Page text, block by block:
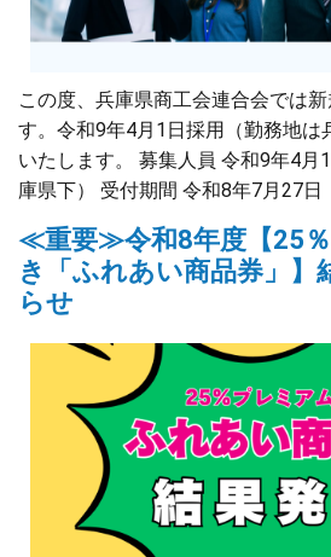
この度、兵庫県商工会連合会では
す。令和9年4月1日採用（勤務地は
いたします。 募集人員 令和9年4月
庫県下） 受付期間 令和8年7月27日
≪重要≫令和8年度【25
き「ふれあい商品券」】
らせ